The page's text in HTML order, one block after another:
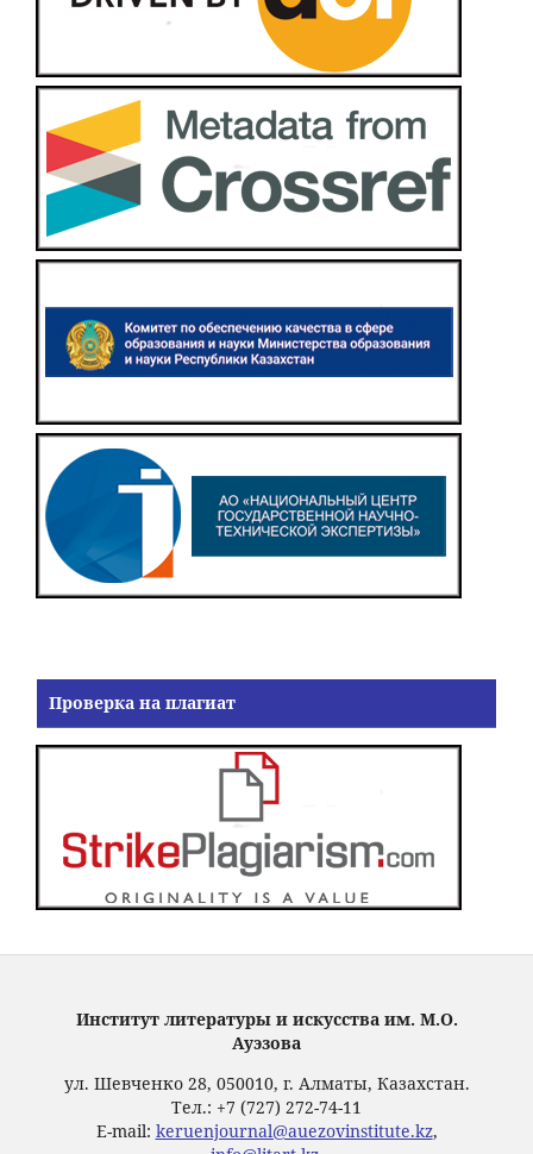
Проверка на плагиат
Институт литературы и искусства им. М.О.
Ауэзова
ул. Шевченко 28, 050010, г. Алматы, Казахстан.
Тел.: +7 (727) 272-74-11
E-mail: keruenjournal@auezovinstitute.kz,